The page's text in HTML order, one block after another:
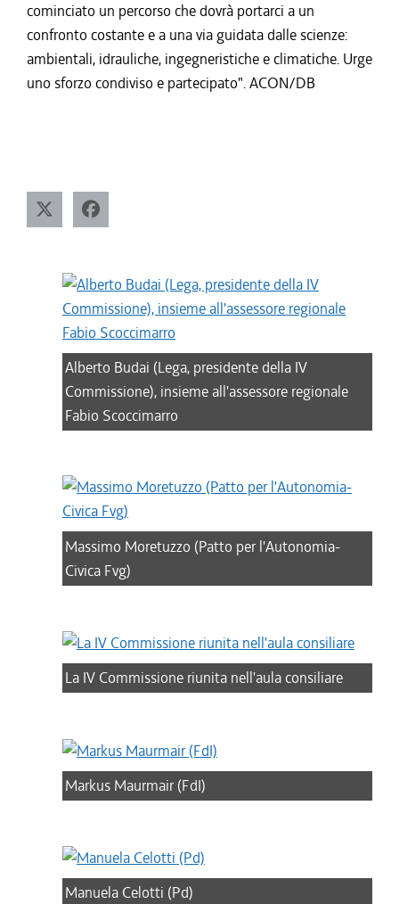
cominciato un percorso che dovrà portarci a un
confronto costante e a una via guidata dalle scienze:
ambientali, idrauliche, ingegneristiche e climatiche. Urge
uno sforzo condiviso e partecipato". ACON/DB
Alberto Budai (Lega, presidente della IV
Commissione), insieme all'assessore regionale
Fabio Scoccimarro
Massimo Moretuzzo (Patto per l'Autonomia-
Civica Fvg)
La IV Commissione riunita nell'aula consiliare
Markus Maurmair (FdI)
Manuela Celotti (Pd)